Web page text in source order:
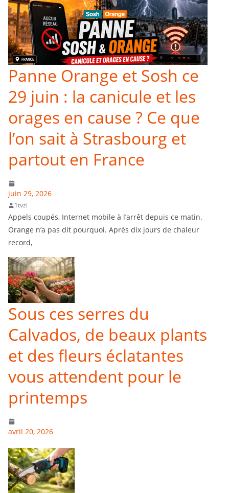
Panne Orange et Sosh ce
29 juin : la canicule et les
orages en cause ? Ce que
l’on sait à Strasbourg et
partout en France
juin 29, 2026
1tvzi
Appels coupés, Internet mobile à l’arrêt depuis ce matin.
Orange n’a pas dit pourquoi. Après dix jours de chaleur
record,
Sous ces serres du
Calvados, de beaux plants
et des fleurs éclatantes
vous attendent pour le
printemps
avril 20, 2026